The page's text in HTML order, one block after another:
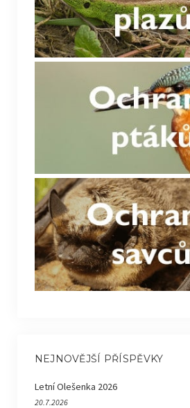
NEJNOVĚJŠÍ PŘÍSPĚVKY
Letní Olešenka 2026
20.7.2026